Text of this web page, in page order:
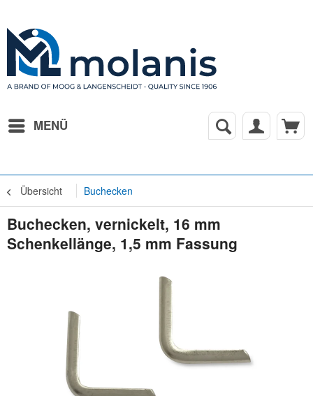
MENÜ
Übersicht Buchecken
Buchecken, vernickelt, 16 mm
Schenkellänge, 1,5 mm Fassung